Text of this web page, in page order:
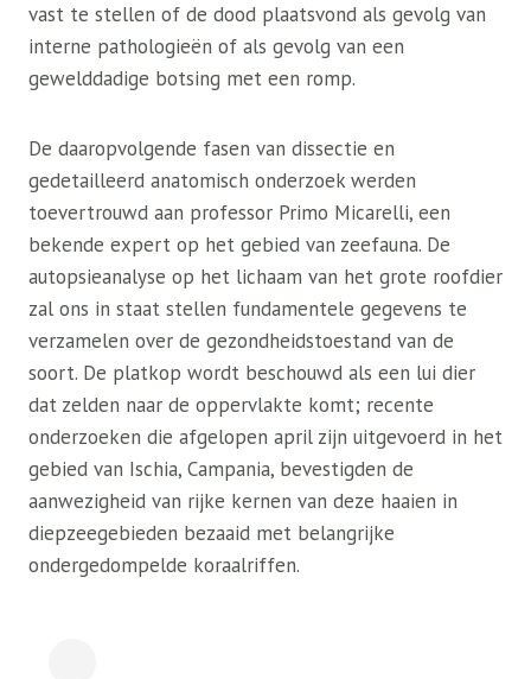
vast te stellen of de dood plaatsvond als gevolg van
interne pathologieën of als gevolg van een
gewelddadige botsing met een romp.
De daaropvolgende fasen van dissectie en
gedetailleerd anatomisch onderzoek werden
toevertrouwd aan professor Primo Micarelli, een
bekende expert op het gebied van zeefauna. De
autopsieanalyse op het lichaam van het grote roofdier
zal ons in staat stellen fundamentele gegevens te
verzamelen over de gezondheidstoestand van de
soort. De platkop wordt beschouwd als een lui dier
dat zelden naar de oppervlakte komt; recente
onderzoeken die afgelopen april zijn uitgevoerd in het
gebied van Ischia, Campania, bevestigden de
aanwezigheid van rijke kernen van deze haaien in
diepzeegebieden bezaaid met belangrijke
ondergedompelde koraalriffen.